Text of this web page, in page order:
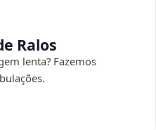
Ralos
lenta? Fazemos